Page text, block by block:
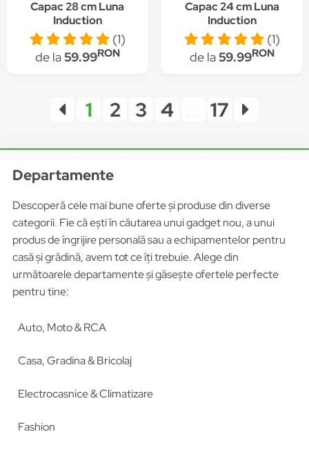
Capac 28 cm Luna
Induction
(1)
de la59.99RON
Capac 24 cm Luna
Induction
(1)
de la59.99RON
1 2 3 4 17
Departamente
Descoperă cele mai bune oferte și produse din diverse
categorii. Fie că ești în căutarea unui gadget nou, a unui
produs de îngrijire personală sau a echipamentelor pentru
casă și grădină, avem tot ce îți trebuie. Alege din
următoarele departamente și găsește ofertele perfecte
pentru tine:
Auto, Moto & RCA
Casa, Gradina & Bricolaj
Electrocasnice & Climatizare
Fashion